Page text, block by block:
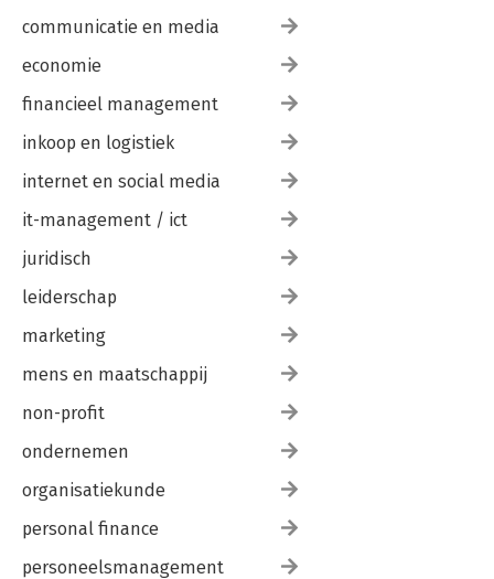
communicatie en media
economie
financieel management
inkoop en logistiek
internet en social media
it-management / ict
juridisch
leiderschap
marketing
mens en maatschappij
non-profit
ondernemen
organisatiekunde
personal finance
personeelsmanagement